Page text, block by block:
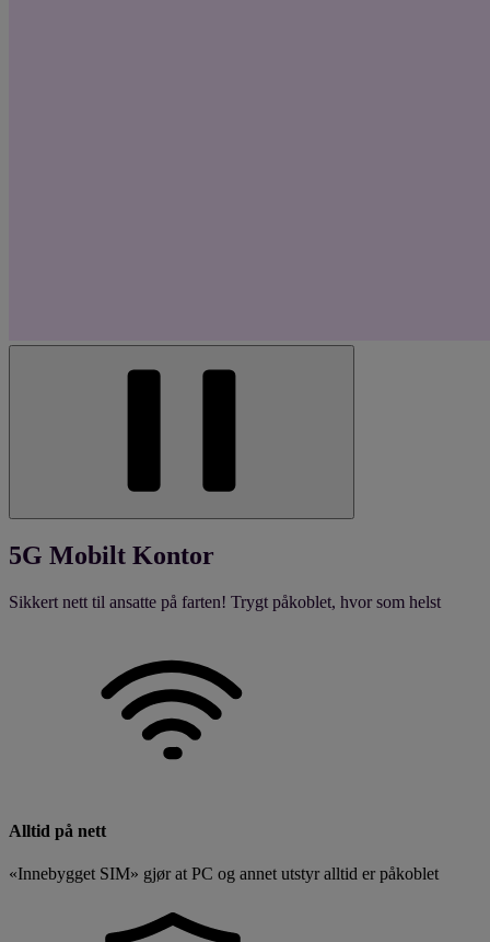
5G Mobilt Kontor
Sikkert nett til ansatte på farten! Trygt påkoblet, hvor som helst
Alltid på nett
«Innebygget SIM» gjør at PC og annet utstyr alltid er påkoblet